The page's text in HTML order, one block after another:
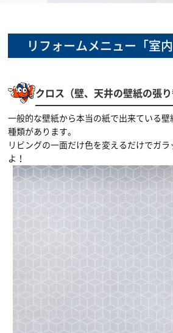
リフォームメニュー「室
クロス（壁、天井の壁紙の張り
一般的な壁紙から本当の紙で出来ている
種類があります。
リビングの一面だけ色を変えるだけでガ
よ！